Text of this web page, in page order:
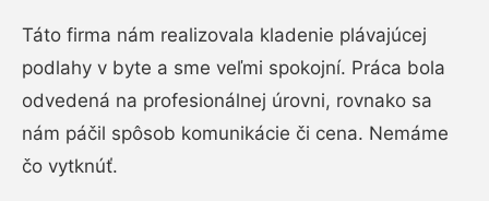
Táto firma nám realizovala kladenie plávajúcej
podlahy v byte a sme veľmi spokojní. Práca bola
odvedená na profesionálnej úrovni, rovnako sa
nám páčil spôsob komunikácie či cena. Nemáme
čo vytknúť.